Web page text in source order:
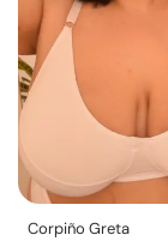
Corpiño Greta